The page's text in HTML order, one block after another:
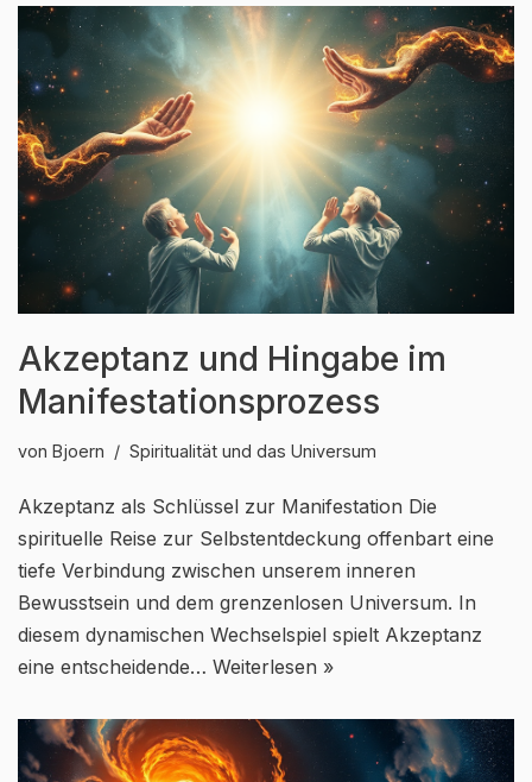
Akzeptanz und Hingabe im
Manifestationsprozess
von Bjoern Spiritualität und das Universum
Akzeptanz als Schlüssel zur Manifestation Die
spirituelle Reise zur Selbstentdeckung offenbart eine
tiefe Verbindung zwischen unserem inneren
Bewusstsein und dem grenzenlosen Universum. In
diesem dynamischen Wechselspiel spielt Akzeptanz
eine entscheidende… Weiterlesen »